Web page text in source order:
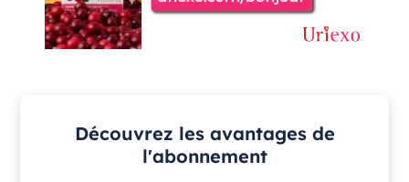
Découvrez les avantages de
l'abonnement